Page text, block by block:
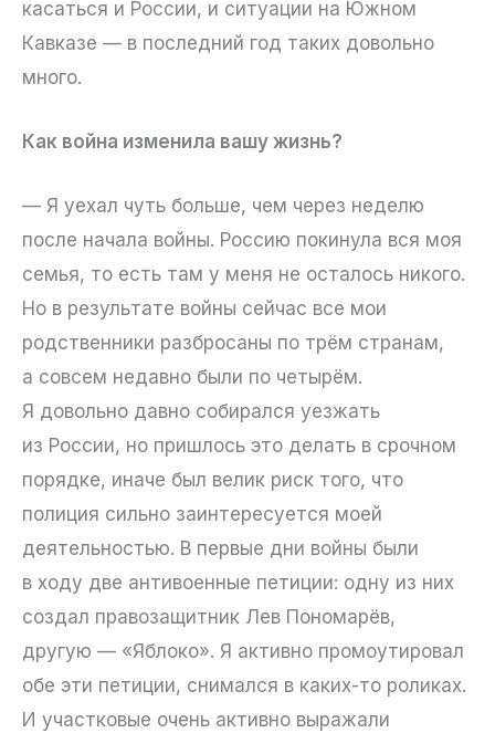
касаться и России, и ситуации на Южном
Кавказе — в последний год таких довольно
много.
Как война изменила вашу жизнь?
— Я уехал чуть больше, чем через неделю
после начала войны. Россию покинула вся моя
семья, то есть там у меня не осталось никого.
Но в результате войны сейчас все мои
родственники разбросаны по трём странам,
а совсем недавно были по четырём.
Я довольно давно собирался уезжать
из России, но пришлось это делать в срочном
порядке, иначе был велик риск того, что
полиция сильно заинтересуется моей
деятельностью. В первые дни войны были
в ходу две антивоенные петиции: одну из них
создал правозащитник Лев Пономарёв,
другую — «Яблоко». Я активно промоутировал
обе эти петиции, снимался в каких-то роликах.
И участковые очень активно выражали